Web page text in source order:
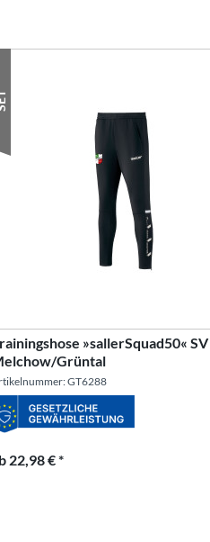
»sallerSquad50« SV
Grüntal
GT6288
22,98 € *